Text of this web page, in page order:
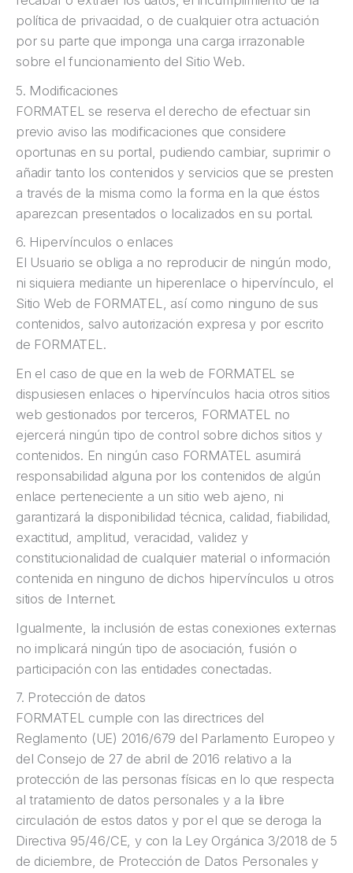
política de privacidad, o de cualquier otra actuación
por su parte que imponga una carga irrazonable
sobre el funcionamiento del Sitio Web.
5. Modificaciones
FORMATEL se reserva el derecho de efectuar sin
previo aviso las modificaciones que considere
oportunas en su portal, pudiendo cambiar, suprimir o
añadir tanto los contenidos y servicios que se presten
a través de la misma como la forma en la que éstos
aparezcan presentados o localizados en su portal.
6. Hipervínculos o enlaces
El Usuario se obliga a no reproducir de ningún modo,
ni siquiera mediante un hiperenlace o hipervínculo, el
Sitio Web de FORMATEL, así como ninguno de sus
contenidos, salvo autorización expresa y por escrito
de FORMATEL.
En el caso de que en la web de FORMATEL se
dispusiesen enlaces o hipervínculos hacia otros sitios
web gestionados por terceros, FORMATEL no
ejercerá ningún tipo de control sobre dichos sitios y
contenidos. En ningún caso FORMATEL asumirá
responsabilidad alguna por los contenidos de algún
enlace perteneciente a un sitio web ajeno, ni
garantizará la disponibilidad técnica, calidad, fiabilidad,
exactitud, amplitud, veracidad, validez y
constitucionalidad de cualquier material o información
contenida en ninguno de dichos hipervínculos u otros
sitios de Internet.
Igualmente, la inclusión de estas conexiones externas
no implicará ningún tipo de asociación, fusión o
participación con las entidades conectadas.
7. Protección de datos
FORMATEL cumple con las directrices del
Reglamento (UE) 2016/679 del Parlamento Europeo y
del Consejo de 27 de abril de 2016 relativo a la
protección de las personas físicas en lo que respecta
al tratamiento de datos personales y a la libre
circulación de estos datos y por el que se deroga la
Directiva 95/46/CE, y con la Ley Orgánica 3/2018 de 5
de diciembre, de Protección de Datos Personales y